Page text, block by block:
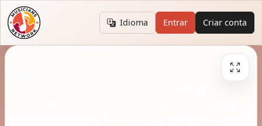
Idioma Entrar Criar conta